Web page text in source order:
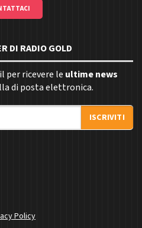
DI RADIO GOLD
per ricevere le ultime news
di posta elettronica.
ISCRIVITI
Policy